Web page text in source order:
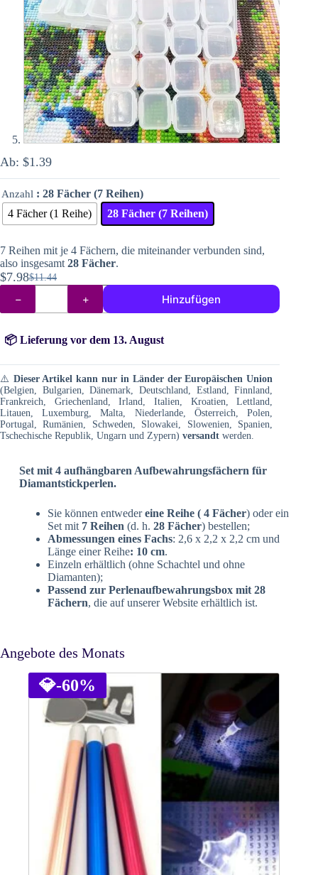
Ab: $1.39
Anzahl : 28 Fächer (7 Reihen)
4 Fächer (1 Reihe)
28 Fächer (7 Reihen)
7 Reihen mit je 4 Fächern, die miteinander verbunden sind,
also insgesamt 28 Fächer.
$11.44
Ursprünglicher
war:
$7.98Aktueller
ist:
Fächer
Perlen
Diamond
Menge
Hinzufügen
📦 Lieferung vor dem 13. August
⚠️ Dieser Artikel kann nur in Länder der Europäischen Union
(Belgien, Bulgarien, Dänemark, Deutschland, Estland, Finnland,
Frankreich, Griechenland, Irland, Italien, Kroatien, Lettland,
Litauen, Luxemburg, Malta, Niederlande, Österreich, Polen,
Portugal, Rumänien, Schweden, Slowakei, Slowenien, Spanien,
Tschechische Republik, Ungarn und Zypern) versandt werden.
Set mit 4 aufhängbaren Aufbewahrungsfächern für
Diamantstickperlen.
Sie können entwedereine Reihe ( 4 Fächer) oder ein
Set mit 7 Reihen (d. h. 28 Fächer) bestellen;
Abmessungen eines Fachs: 2,6 x 2,2 x 2,2 cm und
Länge einer Reihe: 10 cm.
Einzeln erhältlich (ohne Schachtel und ohne
Diamanten);
Passend zur Perlenaufbewahrungsbox mit 28
Fächern, die auf unserer Website erhältlich ist.
Angebote des Monats
💎-60%